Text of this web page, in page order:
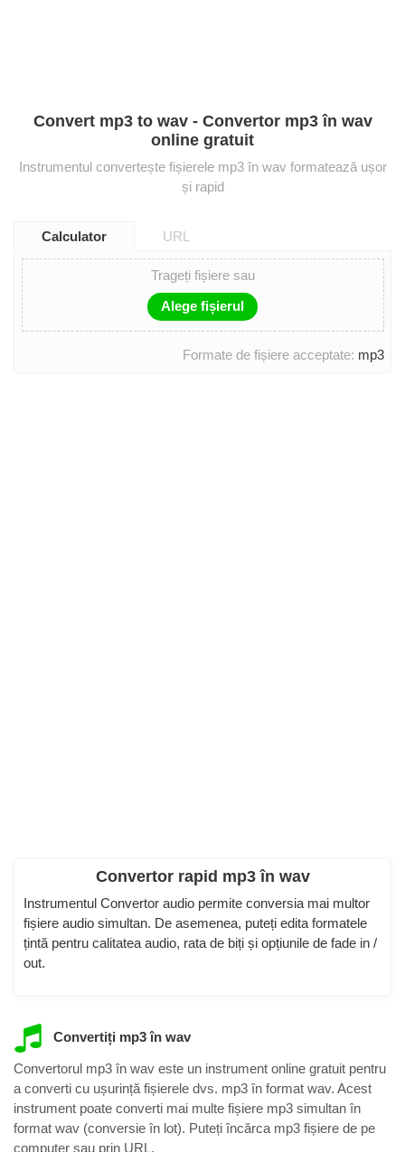
Convert mp3 to wav - Convertor mp3 în wav
online gratuit
Instrumentul convertește fișierele mp3 în wav formatează ușor
și rapid
Calculator URL
Trageți fișiere sau
Alege fișierul
Formate de fișiere acceptate: mp3
Convertor rapid mp3 în wav
Instrumentul Convertor audio permite conversia mai multor
fișiere audio simultan. De asemenea, puteți edita formatele
țintă pentru calitatea audio, rata de biți și opțiunile de fade in /
out.
Convertiți mp3 în wav
Convertorul mp3 în wav este un instrument online gratuit pentru
a converti cu ușurință fișierele dvs. mp3 în format wav. Acest
instrument poate converti mai multe fișiere mp3 simultan în
format wav (conversie în lot). Puteți încărca mp3 fișiere de pe
computer sau prin URL.